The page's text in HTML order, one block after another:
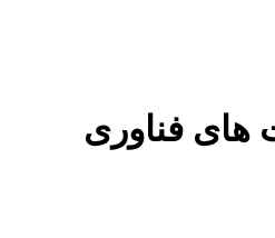
های فناوری